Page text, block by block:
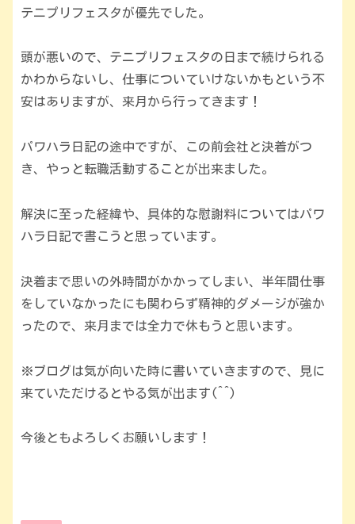
テニプリフェスタが優先でした。
頭が悪いので、テニプリフェスタの日まで続けられる
かわからないし、仕事についていけないかもという不
安はありますが、来月から行ってきます！
パワハラ日記の途中ですが、この前会社と決着がつ
き、やっと転職活動することが出来ました。
解決に至った経緯や、具体的な慰謝料についてはパワ
ハラ日記で書こうと思っています。
決着まで思いの外時間がかかってしまい、半年間仕事
をしていなかったにも関わらず精神的ダメージが強か
ったので、来月までは全力で休もうと思います。
※ブログは気が向いた時に書いていきますので、見に
来ていただけるとやる気が出ます(^^)
今後ともよろしくお願いします！